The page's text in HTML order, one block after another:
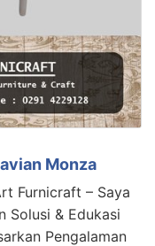
Monza
Furnicraft – Saya
Solusi & Edukasi
Pengalaman